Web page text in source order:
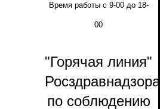
Время работы с 9-00 до 18-
00
"Горячая линия"
Росздравнадзора
по соблюдению